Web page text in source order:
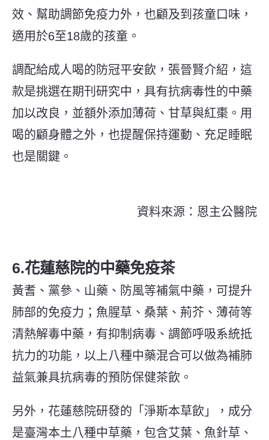
效、幫助調節免疫力外，也顧及到孩童口味，
適用於6至18歲的孩童。
調配給成人喝的防冠平安飲，張晉賢介紹，這
款是挑選在期刊研究中，具有抗病毒性的中藥
加以改良，並額外添加薄荷、甘草與紅棗。用
喝的顧身體之外，也提醒保持運動、充足睡眠
也是關鍵。
資料來源：恩主公醫院
6.花蓮慈院的中藥免疫茶
黃耆、黨參、山藥、防風等補氣中藥，可提升
肺部的免疫力；魚腥草、桑葉、荊芥、薄荷等
清熱解毒中藥，有抑制病毒、調節呼吸系統抵
抗力的功能，以上八種中藥混合可以做為補肺
益氣兼具抗病毒的預防保健茶飲。
另外，花蓮慈院研發的「淨斯本草飲」，成分
是臺灣本土八種中草藥，包含艾葉、魚針草、